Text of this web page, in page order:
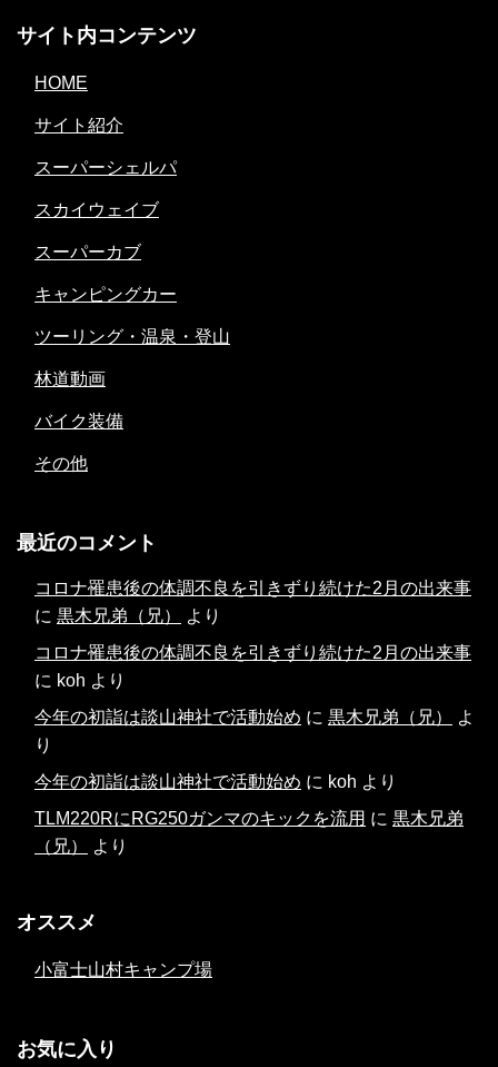
サイト内コンテンツ
HOME
サイト紹介
スーパーシェルパ
スカイウェイブ
スーパーカブ
キャンピングカー
ツーリング・温泉・登山
林道動画
バイク装備
その他
最近のコメント
コロナ罹患後の体調不良を引きずり続けた2月の出来事
に 黒木兄弟（兄）
より
コロナ罹患後の体調不良を引きずり続けた2月の出来事
に koh より
今年の初詣は談山神社で活動始め に 黒木兄弟（兄）
よ
り
今年の初詣は談山神社で活動始め に koh より
TLM220RにRG250ガンマのキックを流用 に 黒木兄弟
（兄）
より
オススメ
小富士山村キャンプ場
お気に入り